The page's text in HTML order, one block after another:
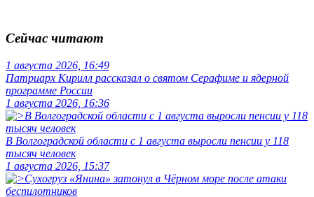
Сейчас читают
1 августа 2026, 16:49
Патриарх Кирилл рассказал о святом Серафиме и ядерной
программе России
1 августа 2026, 16:36
В Волгоградской области с 1 августа выросли пенсии у 118
тысяч человек
1 августа 2026, 15:37